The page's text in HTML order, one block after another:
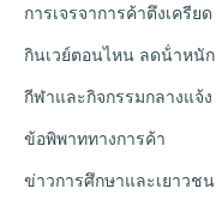
การเจรจาการค้าตึงเครียด
กินเวย์ตอนไหน ลดน้ําหนัก
กีฬาและกิจกรรมกลางแจ้ง
ข้อพิพาททางการค้า
ข่าวการศึกษาและเยาวชน